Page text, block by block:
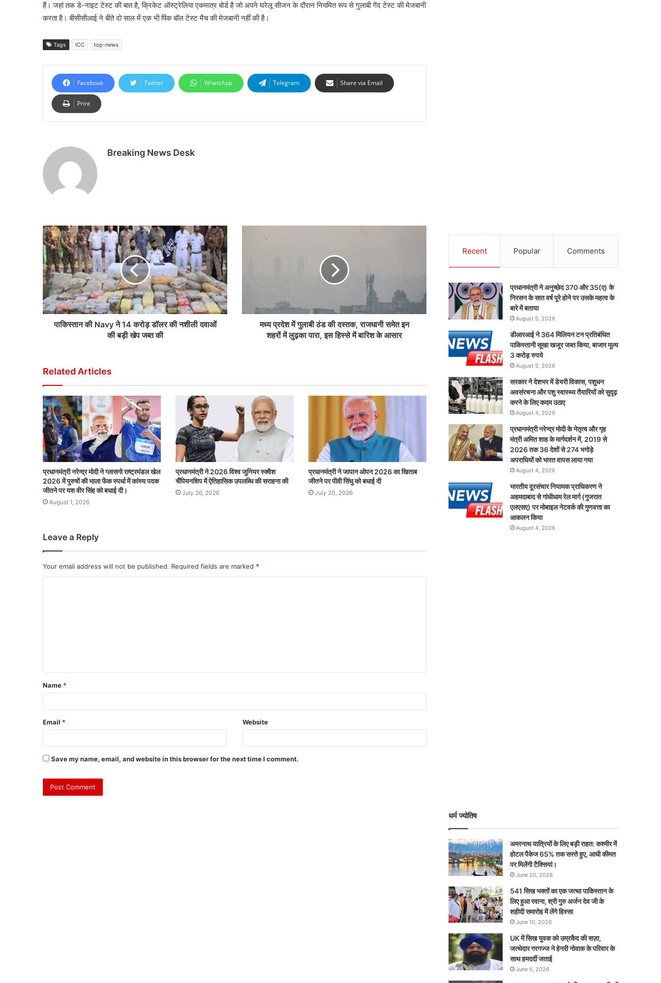
हैं। जहां तक डे-नाइट टेस्ट की बात है, क्रिकेट ऑस्ट्रेलिया एकमात्र बोर्ड है जो अपने घरेलू सीजन के दौरान नियमित रूप से गुलाबी गेंद टेस्ट की मेजबानी
करता है। बीसीसीआई ने बीते दो साल में एक भी पिंक बॉल टेस्ट मैच की मेजबानी नहीं की है।
Tags ICC top-news
Facebook Twitter WhatsApp Telegram Share via Email
Print
Breaking News Desk
पाकिस्तान की Navy ने 14 करोड़ डॉलर की नशीली दवाओं
की बड़ी खेप जब्त की
मध्य प्रदेश में गुलाबी ठंड की दस्तक, राजधानी समेत इन
शहरों में लुढ़का पारा, इस हिस्से में बारिश के आसार
Related Articles
प्रधानमंत्री नरेन्द्र मोदी ने ग्लासगो राष्ट्रमंडल खेल
2026 में पुरुषों की भाला फेंक स्पर्धा में कांस्य पदक
जीतने पर यश वीर सिंह को बधाई दी।
August 1, 2026
प्रधानमंत्री ने 2026 विश्व जूनियर स्क्वैश
चैंपियनशिप में ऐतिहासिक उपलब्धि की सराहना की
July 26, 2026
प्रधानमंत्री ने जापान ओपन 2026 का खिताब
जीतने पर पीवी सिंधु को बधाई दी
July 20, 2026
Leave a Reply
Your email address will not be published. Required fields are marked *
Name *
Email * Website
Save my name, email, and website in this browser for the next time I comment.
Recent Popular Comments
प्रधानमंत्री ने अनुच्छेद 370 और 35(ए) के
निरसन के सात वर्ष पूरे होने पर उसके महत्व के
बारे में बताया
August 5, 2026
डीआरआई ने 364 मिलियन टन प्रतिबंधित
पाकिस्तानी सूखा खजूर जब्त किया, बाजार मूल्य
3 करोड़ रुपये
August 5, 2026
सरकार ने देशभर में डेयरी विकास, पशुधन
अवसंरचना और पशु स्वास्थ्य तैयारियों को सुदृढ़
करने के लिए कदम उठाए
August 4, 2026
प्रधानमंत्री नरेन्द्र मोदी के नेतृत्व और गृह
मंत्री अमित शाह के मार्गदर्शन में, 2019 से
2026 तक 36 देशों से 274 भगोड़े
अपराधियों को भारत वापस लाया गया
August 4, 2026
भारतीय दूरसंचार नियामक प्राधिकरण ने
अहमदाबाद से गांधीधाम रेल मार्ग (गुजरात
एलएसए) पर मोबाइल नेटवर्क की गुणवत्ता का
आकलन किया
August 4, 2026
धर्म ज्योतिष
अमरनाथ यात्रियों के लिए बड़ी राहत: कश्मीर में
होटल पैकेज 65% तक सस्ते हुए, आधी कीमत
पर मिलेंगी टैक्सियां।
June 20, 2026
541 सिख भक्तों का एक जत्था पाकिस्तान के
लिए हुआ रवाना, श्री गुरु अर्जन देव जी के
शहीदी समारोह में लेंगे हिस्सा
June 10, 2026
UK में सिख युवक को उम्रकैद की सज़ा,
जत्थेदार गरगज्ज ने हेनरी नोवाक के परिवार के
साथ हमदर्दी जताई
June 5, 2026